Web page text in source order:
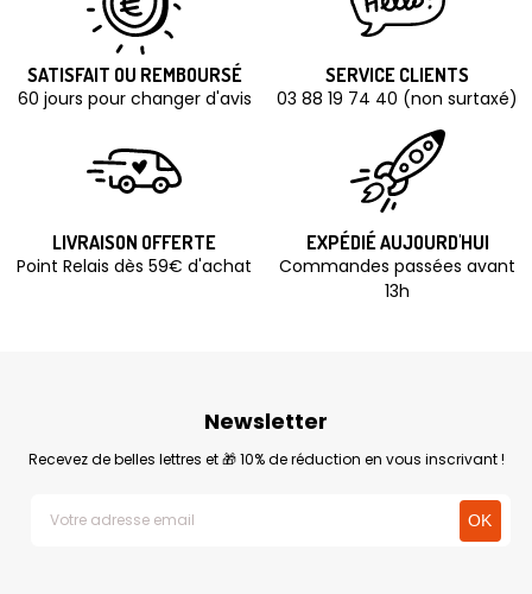
SATISFAIT OU REMBOURSÉ
60 jours pour changer d'avis
SERVICE CLIENTS
03 88 19 74 40 (non surtaxé)
LIVRAISON OFFERTE
Point Relais dès 59€ d'achat
EXPÉDIÉ AUJOURD'HUI
Commandes passées avant
13h
Newsletter
Recevez de belles lettres et 🎁 10% de réduction en vous inscrivant !